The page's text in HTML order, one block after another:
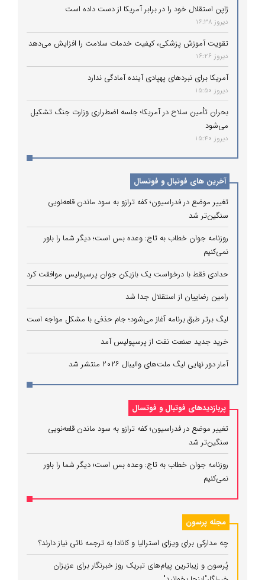
ژاپن استقلال خود را در برابر آمریکا از دست داده است
دیروز 16:38
تقویت آموزش پزشکی، کیفیت خدمات سلامت را افزایش می‌دهد
دیروز 16:26
آمریکا برای نبردهای پهپادی آینده آمادگی ندارد
دیروز 15:50
بحران تأمین سلاح در آمریکا؛ جلسه اضطراری وزارت جنگ تشکیل
می‌شود
دیروز 15:40
آخرین های فوتبال و فوتسال
تغییر موضع در فدراسیون؛ کفه ترازو به سود ماندن قلعه‌نویی
سنگین‌تر شد
روزنامه جوان خطاب به تاج: وعده بس است؛ دیگر شما را باور
نمی‌کنیم
حدادی فقط با درخواست یک بازیکن جوان پرسپولیس موافقت کرد
رامین رضاییان از استقلال جدا شد
لیگ برتر طبق برنامه آغاز می‌شود؛ جام حذفی با مشکل مواجه است
خرید جدید صنعت نفت از پرسپولیس آمد
آمار دور نهایی لیگ ملت‌های والیبال ۲۰۲۶ منتشر شد
پربازدیدهای فوتبال و فوتسال
تغییر موضع در فدراسیون؛ کفه ترازو به سود ماندن قلعه‌نویی
سنگین‌تر شد
روزنامه جوان خطاب به تاج: وعده بس است؛ دیگر شما را باور
نمی‌کنیم
مجله پرسون
چه مدارکی برای ویزای استرالیا و کانادا به ترجمه ناتی نیاز دارند؟
پُرسون و زیباترین پیام‌های تبریک روز خبرنگار برای عزیزان